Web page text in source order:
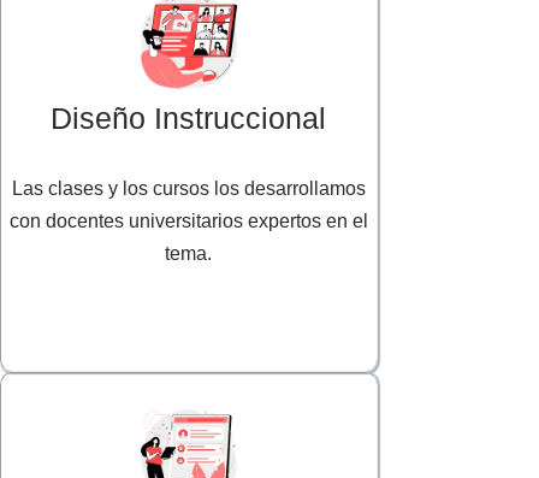
Diseño Instruccional
Las clases y los cursos los desarrollamos
con docentes universitarios expertos en el
tema.